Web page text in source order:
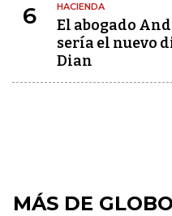
6 HACIENDA
El abogado
sería el nuevo
Dian
MÁS DE